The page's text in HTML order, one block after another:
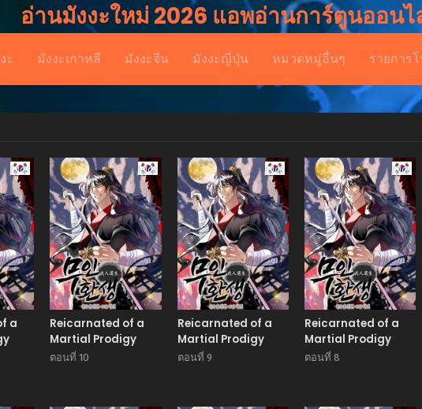
อ่านมังงะใหม่ 2026 แอพอ่านการ์ตูนออน
ะ มังงะเกาหลี มังงะจีน มังงะญี่ปุ่น หมวดหมู่อื่นๆ รายการ
Manhwa
a
Manhwa
Reicarnated of a
Martial Prodigy
ตอนที่ 10
Manhwa
Reicarnated of a
Martial Prodigy
ตอนที่ 9
Reicarnated of a
Martial Prodigy
ตอนที่ 8